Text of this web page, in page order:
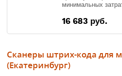
минимальных
16 683 руб.
Сканеры штрих-кода для
(Екатеринбург)